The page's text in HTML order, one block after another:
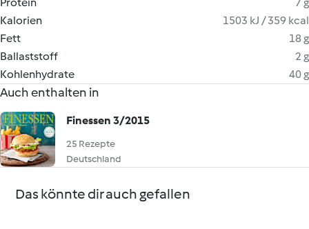
Kalorien
1503 kJ / 359 kcal
Fett
18 g
Ballaststoff
2 g
Kohlenhydrate
40 g
Auch enthalten in
Finessen 3/2015
25 Rezepte
Deutschland
Das könnte dir auch gefallen